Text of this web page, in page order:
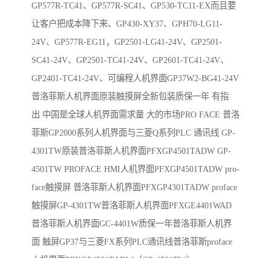
GP577R-TC41、GP577R-SC41、GP530-TC11-EX而且要
让客户把成本降下来、GP430-XY37、GPH70-LG11-
24V、GP577R-EG11，GP2501-LG41-24V、GP2501-
SC41-24V、GP2501-TC41-24V、GP2601-TC41-24V、
GP2401-TC41-24V、可编程人机界面GP37W2-BG41-24V
普洛菲斯人机界面原装触摸屏全新包装质保一年 有指
出 中国是全球人机界面需求量 大的市场PRO FACE 普洛
菲斯GP2000系列人机界面与三菱Q系列PLC 通讯线 GP-
4301TW原装普洛菲斯人机界面PFXGP4501TADW GP-
4501TW PROFACE HMI人机界面PFXGP4501TADW pro-
face触摸屏 普洛菲斯人机界面PFXGP4301TADW proface
触摸屏GP-4301TW普洛菲斯人机界面PFXGE4401WAD
普洛菲斯人机界面GC-4401W质保一年普洛菲斯人机界
面 触屏GP37与三菱FX系列PLC通讯线普洛菲斯proface